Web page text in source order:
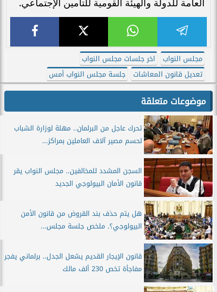
مجلس النواب
اخر جلسات مجلس النواب
تعديل قانون المعاشات
جلسة مجلس النواب أمس
موضوعات متعلقة
تحرك عاجل من البرلمان.. مهلة لوزارة الشباب
لحسم مصير آلاف العاملين بمراكز...
السجن المشدد للمخالفين.. مجلس النواب يقر
قانون الأمان البيولوجي الجديد
هل يتم حذف بند القروض من قانون الأمن
البيولوجي؟. ملخص جلسة مجلس...
قانون الإيجار القديم يشعل الجدل.. برلماني يفجر
مفاجأة تخص 230 ألف مالك